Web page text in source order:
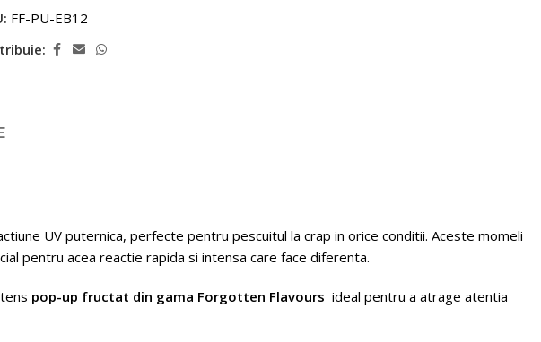
FF-PU-EB12
UV puternica, perfecte pentru pescuitul la crap in orice conditii. Aceste momeli
pentru acea reactie rapida si intensa care face diferenta.
pop-up fructat din gama Forgotten Flavours ideal pentru a atrage atentia